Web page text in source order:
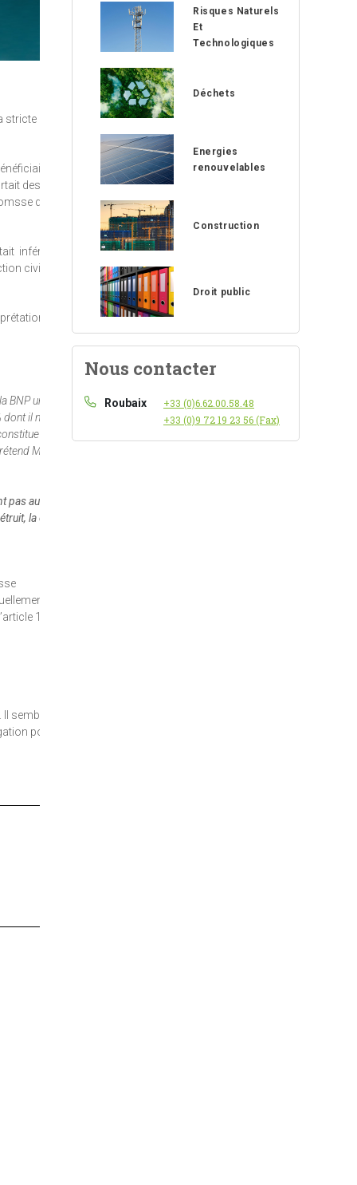
stricte
des
de
inférieur
civile
BNP un
il n’est
pas
M. X…
pas aux
la cour
1134
semble
pour
Risques Naturels
Et
Technologiques
Déchets
Energies
renouvelables
Construction
Droit public
Nous contacter
Roubaix
+33 (0)6.62.00.58.48
+33 (0)9 72 19 23 56 (Fax)